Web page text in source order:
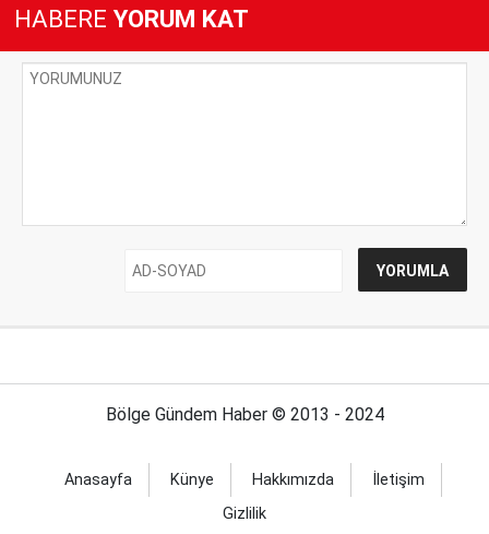
HABERE YORUM KAT
Bölge Gündem Haber © 2013 - 2024
Anasayfa Künye Hakkımızda
İletişim
Gizlilik